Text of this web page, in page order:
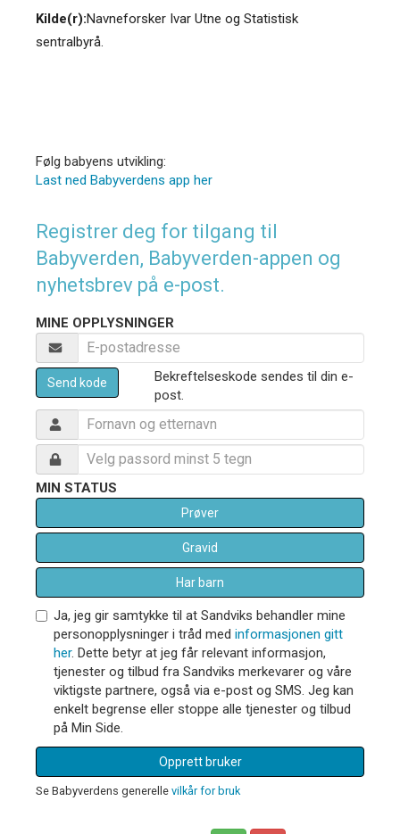
Kilde(r):Navneforsker Ivar Utne og Statistisk
sentralbyrå.
Følg babyens utvikling:
Last ned Babyverdens app her
Registrer deg for tilgang til
Babyverden, Babyverden-appen og
nyhetsbrev på e-post.
MINE OPPLYSNINGER
Send kode
Bekreftelseskode sendes til din e-
post.
MIN STATUS
Prøver
Gravid
Har barn
Ja, jeg gir samtykke til at Sandviks behandler mine
personopplysninger i tråd med informasjonen gitt
her. Dette betyr at jeg får relevant informasjon,
tjenester og tilbud fra Sandviks merkevarer og våre
viktigste partnere, også via e-post og SMS. Jeg kan
enkelt begrense eller stoppe alle tjenester og tilbud
på Min Side.
Opprett bruker
Se Babyverdens generelle vilkår for bruk